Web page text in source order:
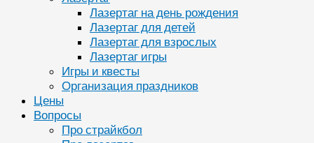
Лазертаг на день рождения
Лазертаг для детей
Лазертаг для взрослых
Лазертаг игры
Игры и квесты
Организация праздников
Цены
Вопросы
Про страйкбол